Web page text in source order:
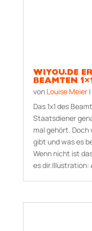
WIYOU.DE
BEAMTEN
von Louise Meier|
Das 1x1 des
Staatsdiener
mal gehört. Doch
gibt und was es
Wenn nicht ist
es dir.Illustration: